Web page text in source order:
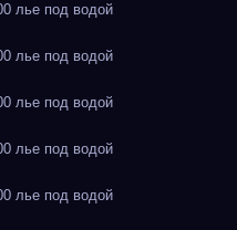
лье под водой
лье под водой
лье под водой
лье под водой
лье под водой